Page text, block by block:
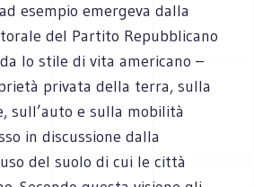
esempio emergeva dalla
del Partito Repubblicano
lo stile di vita americano –
privata della terra, sulla
sull’auto e sulla mobilità
in discussione dalla
del suolo di cui le città